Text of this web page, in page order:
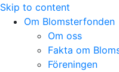
Skip to content
Om Blomsterfonden
Om oss
Fakta om
Föreningen